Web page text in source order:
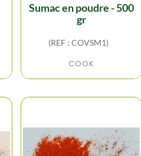
sumac en poudre - 500
gr
(REF : COVSM1)
COOK